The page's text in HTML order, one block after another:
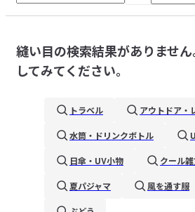
良
ネ
ッ
縫い目の検索結果がありませ
してみてください。
トラベル
アウトドア・
水筒・ドリンクボトル
日傘・UV小物
クール
夏パジャマ
風を通す服